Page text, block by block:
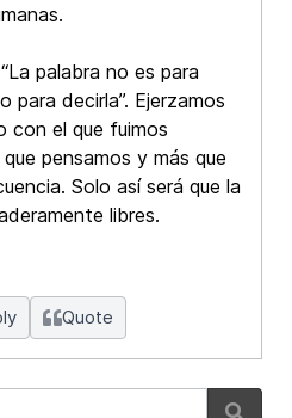
palabra no es para
para decirla”. Ejerzamos
con el que fuimos
pensamos y más que
Solo así será que la
libres.
Quote